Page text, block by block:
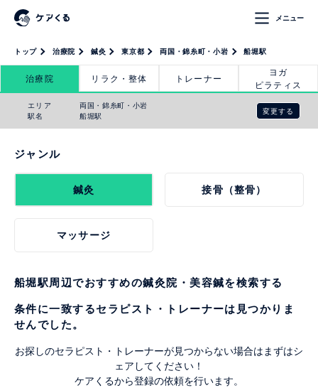
メニュー
トップ 治療院 鍼灸 東京都 両国・錦糸町・小岩 船堀駅
治療院 リラク・整体 トレーナー
ヨガ
ピラティス
エリア
駅名
両国・錦糸町・小岩
船堀駅
変更する
ジャンル
鍼灸 接骨（整骨）
マッサージ
船堀駅周辺でおすすめの鍼灸院・美容鍼を検索する
条件に一致するセラピスト・トレーナーは見つかりま
せんでした。
お探しのセラピスト・トレーナーが見つからない場合はまずはシ
ェアしてください！
ケアくるから登録の依頼を行います。